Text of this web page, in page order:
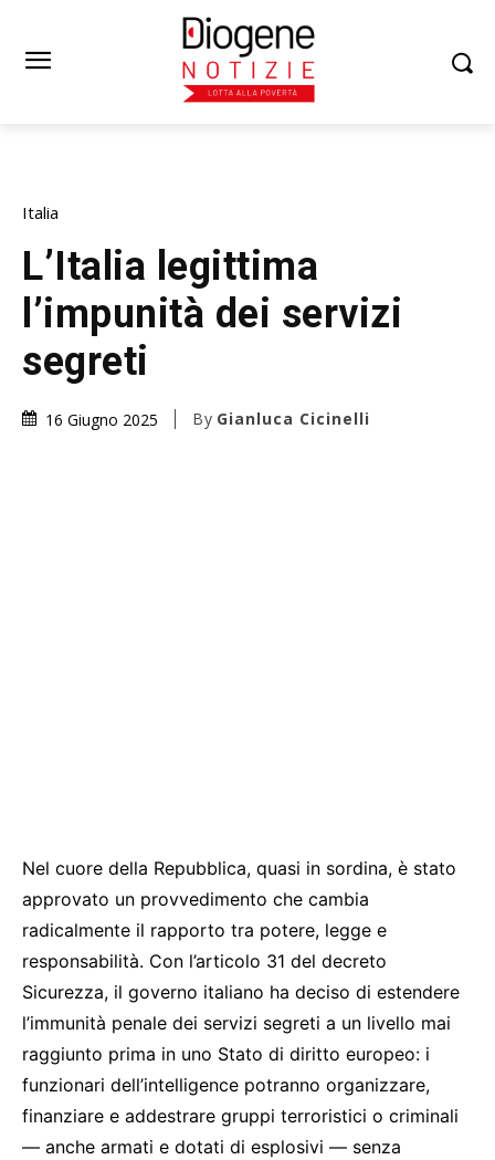
Italia
L’Italia legittima
l’impunità dei servizi
segreti
16 Giugno 2025 By Gianluca Cicinelli
Nel cuore della Repubblica, quasi in sordina, è stato
approvato un provvedimento che cambia
radicalmente il rapporto tra potere, legge e
responsabilità. Con l’articolo 31 del decreto
Sicurezza, il governo italiano ha deciso di estendere
l’immunità penale dei servizi segreti a un livello mai
raggiunto prima in uno Stato di diritto europeo: i
funzionari dell’intelligence potranno organizzare,
finanziare e addestrare gruppi terroristici o criminali
— anche armati e dotati di esplosivi — senza